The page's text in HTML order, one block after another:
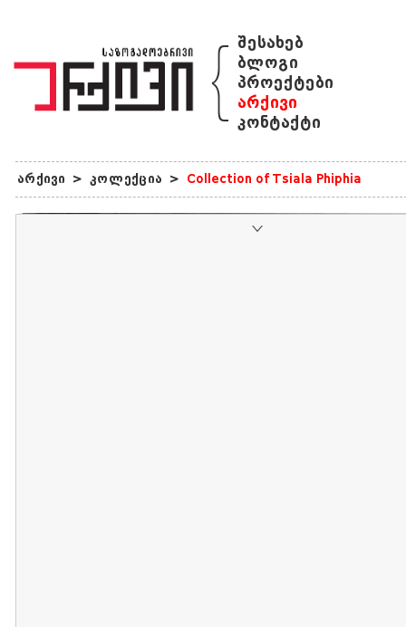
{ შესახებ
ბლოგი
პროექტები
არქივი
კონტაქტი
არქივი > კოლექცია > Collection of Tsiala Phiphia